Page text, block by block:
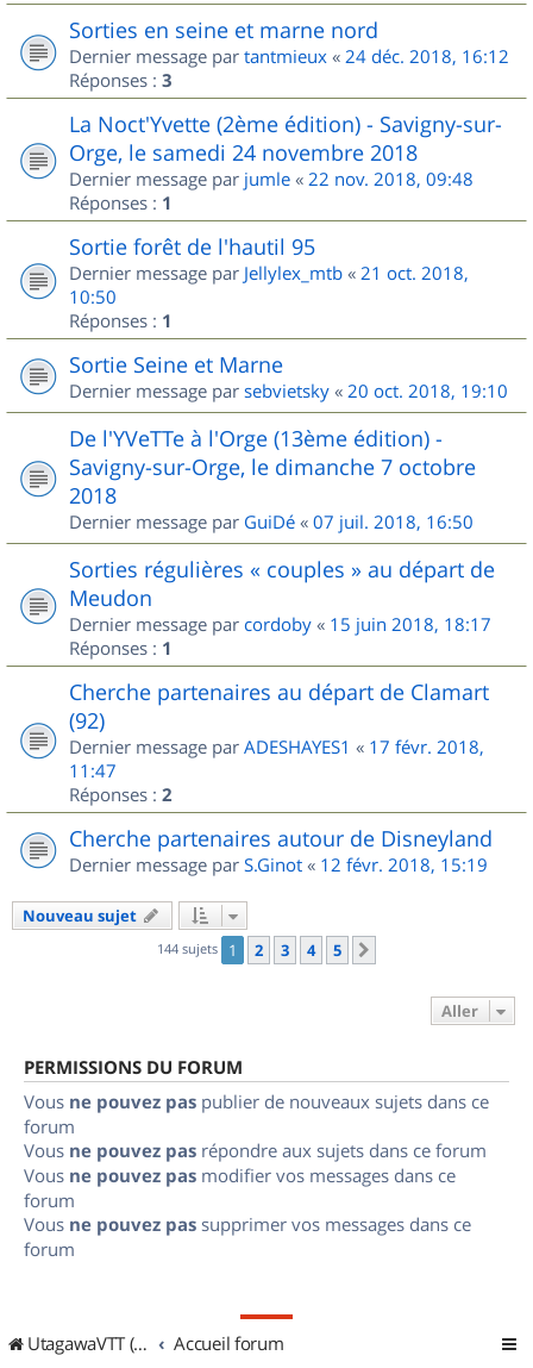
Sorties en seine et marne nord
Dernier message par tantmieux « 24 déc. 2018, 16:12
Réponses : 3
La Noct'Yvette (2ème édition) - Savigny-sur-
Orge, le samedi 24 novembre 2018
Dernier message par jumle « 22 nov. 2018, 09:48
Réponses : 1
Sortie forêt de l'hautil 95
Dernier message par Jellylex_mtb « 21 oct. 2018,
10:50
Réponses : 1
Sortie Seine et Marne
Dernier message par sebvietsky « 20 oct. 2018, 19:10
De l'YVeTTe à l'Orge (13ème édition) -
Savigny-sur-Orge, le dimanche 7 octobre
2018
Dernier message par GuiDé « 07 juil. 2018, 16:50
Sorties régulières « couples » au départ de
Meudon
Dernier message par cordoby « 15 juin 2018, 18:17
Réponses : 1
Cherche partenaires au départ de Clamart
(92)
Dernier message par ADESHAYES1 « 17 févr. 2018,
11:47
Réponses : 2
Cherche partenaires autour de Disneyland
Dernier message par S.Ginot « 12 févr. 2018, 15:19
Nouveau sujet
144 sujets 1 2 3 4 5
Aller
PERMISSIONS DU FORUM
Vous ne pouvez pas publier de nouveaux sujets dans ce
forum
Vous ne pouvez pas répondre aux sujets dans ce forum
Vous ne pouvez pas modifier vos messages dans ce
forum
Vous ne pouvez pas supprimer vos messages dans ce
forum
UtagawaVTT (Randos VTT et VTTAE avec traces GPS) Accueil forum